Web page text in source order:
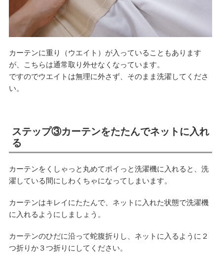
カーテンに重り（ウエイト）が入っていることもあります
が、こちらは通常取り外せなくなっています。
ですのでウエイトは無理に外さず、そのまま洗濯してくださ
い。
ステップ③カーテンをたたんでネットに入れ
る
カーテンをくしゃっと丸めてポイっと洗濯機に入れると、洗
濯している間にしわくちゃになってしまいます。
カーテンはキレイにたたんで、ネットに入れた状態で洗濯機
に入れるようにしましょう。
カーテンのひだに沿って蛇腹折りし、ネットに入るように２
つ折りか３つ折りにしてください。